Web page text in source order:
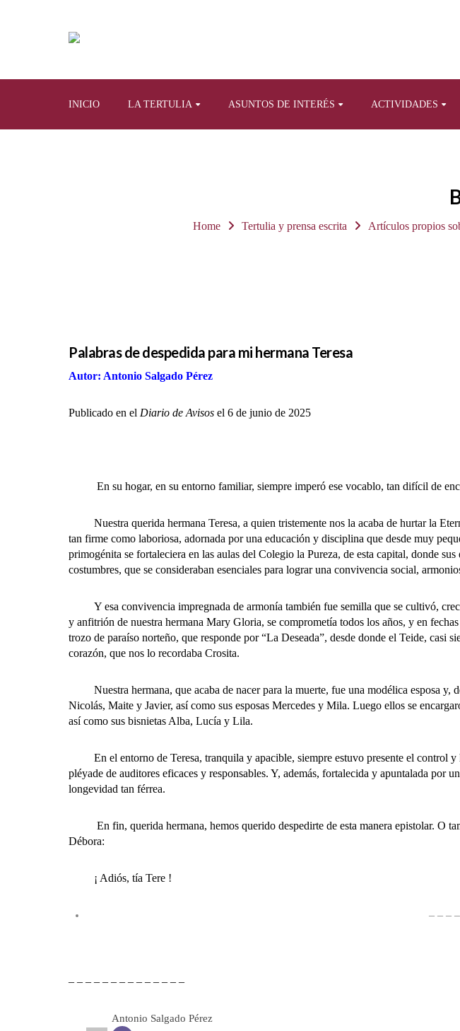
INICIO LA TERTULIA ASUNTOS DE INTERÉS ACTIVIDADES
Home Tertulia y prensa escrita Artículos propios
Palabras de despedida para mi hermana Teresa
Autor: Antonio Salgado Pérez
Publicado en el Diario de Avisos el 6 de junio de 2025
En su hogar, en su entorno familiar, siempre imperó ese vocablo, tan difícil de
Nuestra querida hermana Teresa, a quien tristemente nos la acaba de hurtar la
tan firme como laboriosa, adornada por una educación y disciplina que desde muy
primogénita se fortaleciera en las aulas del Colegio la Pureza, de esta capital, donde
costumbres, que se consideraban esenciales para lograr una convivencia social,
Y esa convivencia impregnada de armonía también fue semilla que se cultivó,
y anfitrión de nuestra hermana Mary Gloria, se comprometía todos los años, y en
trozo de paraíso norteño, que responde por “La Deseada”, desde donde el Teide,
corazón, que nos lo recordaba Crosita.
Nuestra hermana, que acaba de nacer para la muerte, fue una modélica esposa y,
Nicolás, Maite y Javier, así como sus esposas Mercedes y Mila. Luego ellos se
así como sus bisnietas Alba, Lucía y Lila.
En el entorno de Teresa, tranquila y apacible, siempre estuvo presente el control y
pléyade de auditores eficaces y responsables. Y, además, fortalecida y apuntalada por
longevidad tan férrea.
En fin, querida hermana, hemos querido despedirte de esta manera epistolar. O
Débora:
¡ Adiós, tía Tere !
– – –
– – – – – – – – – – – – – –
Antonio Salgado Pérez